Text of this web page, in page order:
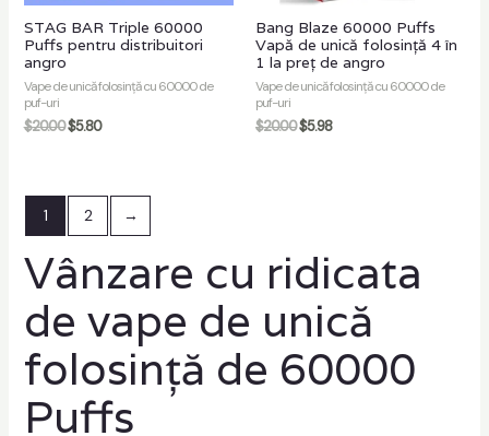
STAG BAR Triple 60000
Puffs pentru distribuitori
angro
Vape de unică folosință cu 60000 de
puf-uri
$20.00$5.80
Bang Blaze 60000 Puffs
Vapă de unică folosință 4 în
1 la preț de angro
Vape de unică folosință cu 60000 de
puf-uri
$20.00$5.98
1 2 →
Vânzare cu ridicata
de vape de unică
folosință de 60000
Puffs